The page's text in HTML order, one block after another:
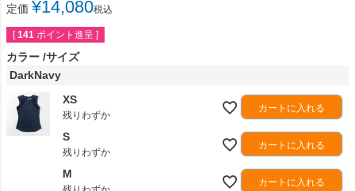
定価 ¥14,080税込
[ 141 ポイント進呈 ]
カラー サイズ
DarkNavy
XS
残りわずか
カートに入れる
S
残りわずか
カートに入れる
M
カートに入れる